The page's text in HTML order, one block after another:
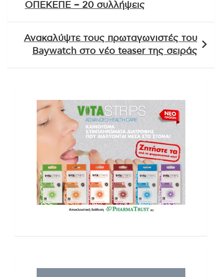
ΟΠΕΚΕΠΕ – 20 συλλήψεις
Ανακαλύψτε τους πρωταγωνιστές του
Baywatch στο νέο teaser της σειράς